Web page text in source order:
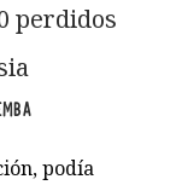
perdidos
podía